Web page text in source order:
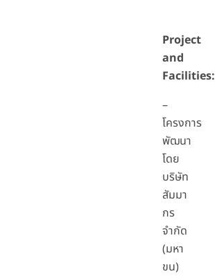
Project
and
Facilities:
–
โครงการ
พัฒนา
โดย
บริษัท
สัมมา
กร
จำกัด
(มหา
ขน)